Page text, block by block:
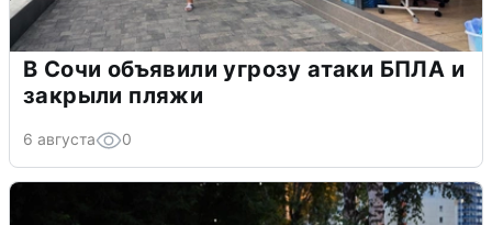
В Сочи объявили угрозу атаки БПЛА и
закрыли пляжи
6 августа 0